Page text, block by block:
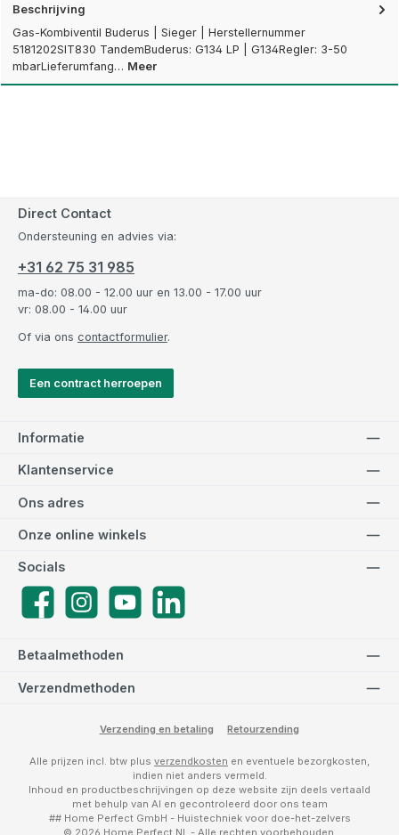
Beschrijving
Gas-Kombiventil Buderus | Sieger | Herstellernummer
5181202SIT830 TandemBuderus: G134 LP | G134Regler: 3-50
mbarLieferumfang… Meer
Direct Contact
Ondersteuning en advies via:
+31 62 75 31 985
ma-do: 08.00 - 12.00 uur en 13.00 - 17.00 uur
vr: 08.00 - 14.00 uur
Of via ons contactformulier.
Een contract herroepen
Informatie
Klantenservice
Betaalmethoden
Verzendmethoden
Ons adres
Socials
FacebookInstagramYouTube
Onze online winkels
Verzending en betaling Retourzending
Alle prijzen incl. btw plus verzendkosten en eventuele bezorgkosten,
indien niet anders vermeld.
Inhoud en productbeschrijvingen op deze website zijn deels vertaald
met behulp van AI en gecontroleerd door ons team
## Home Perfect GmbH - Huistechniek voor doe-het-zelvers
© 2026 Home Perfect NL - Alle rechten voorbehouden.